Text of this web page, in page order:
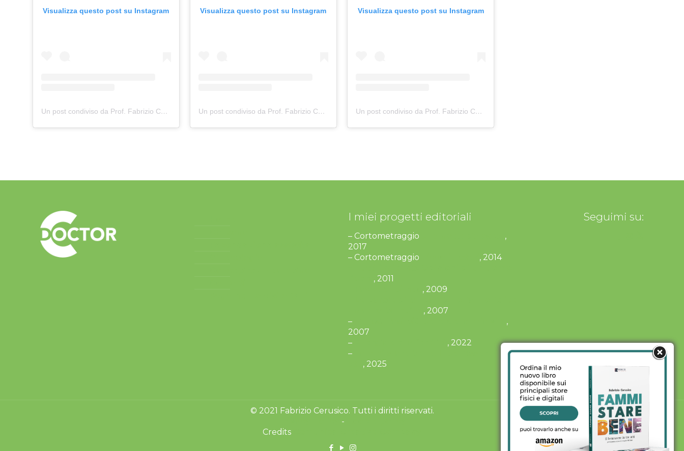
Visualizza questo post su Instagram
Un post condiviso da Prof. Fabrizio Cerusico (@fabriziocerusico)
Visualizza questo post su Instagram
Un post condiviso da Prof. Fabrizio Cerusico (@fabriziocerusico)
Visualizza questo post su Instagram
Un post condiviso da Prof. Fabrizio Cerusico
I miei progetti editoriali
– Cortometraggio
,
2017
– Cortometraggio
, 2014
, 2011
, 2009
, 2007
–
,
2007
–
, 2022
–
Fammi stare bene. Il benessere in tre
, 2025
Seguimi su:
© 2021 Fabrizio Cerusico. Tutti i diritti riservati.
-
Credits